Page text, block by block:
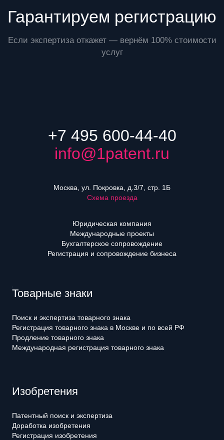
Гарантируем регистрацию
Если экспертиза откажет — вернём 100% стоимости
услуг
+7 495 600-44-40
info@1patent.ru
Москва, ул. Покровка, д.3/7, стр. 1Б
Схема проезда
Юридическая компания
Международные проекты
Бухгалтерское сопровождение
Регистрация и сопровождение бизнеса
Товарные знаки
Поиск и экспертиза товарного знака
Регистрация товарного знака в Москве и по всей РФ
Продление товарного знака
Международная регистрация товарного знака
Изобретения
Патентный поиск и экспертиза
Доработка изобретения
Регистрация изобретения